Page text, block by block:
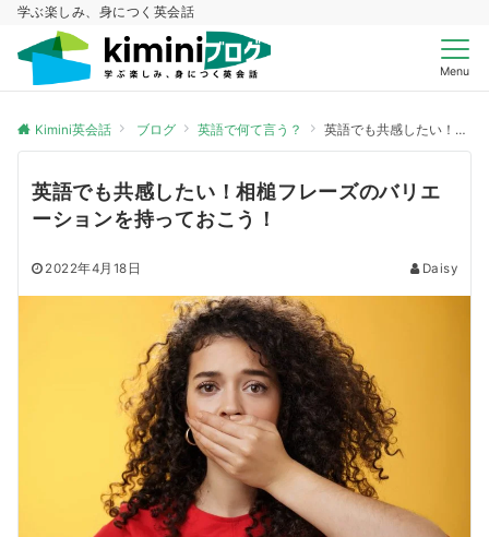
学ぶ楽しみ、身につく英会話
Menu
Kimini英会話 ブログ 英語で何て言う？ 英語でも共感したい！相槌フレーズのバリエーションを持っておこう！
英語でも共感したい！相槌フレーズのバリエ
ーションを持っておこう！
2022年4月18日 Daisy